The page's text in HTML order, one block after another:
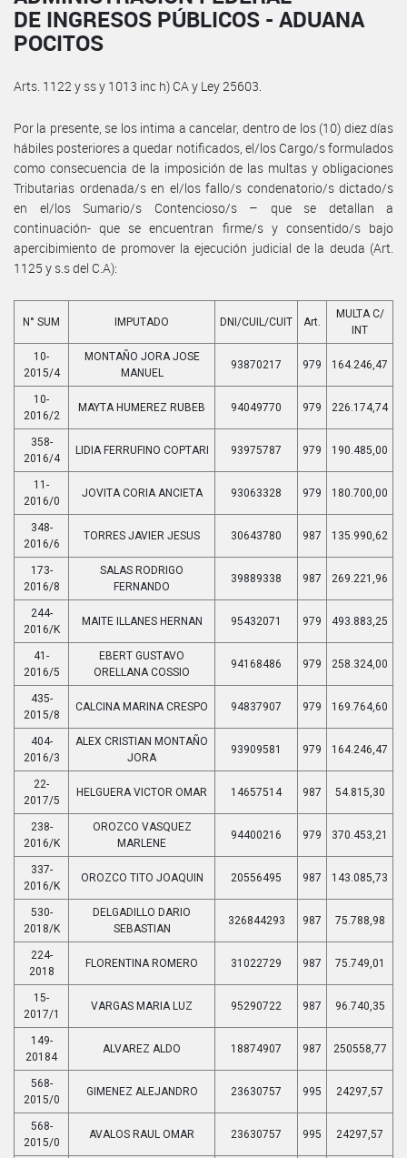
DE INGRESOS PÚBLICOS - ADUANA
POCITOS
Arts. 1122 y ss y 1013 inc h) CA y Ley 25603.
Por la presente, se los intima a cancelar, dentro de los (10) diez días
hábiles posteriores a quedar notificados, el/los Cargo/s formulados
como consecuencia de la imposición de las multas y obligaciones
Tributarias ordenada/s en el/los fallo/s condenatorio/s dictado/s
en el/los Sumario/s Contencioso/s – que se detallan a
continuación- que se encuentran firme/s y consentido/s bajo
apercibimiento de promover la ejecución judicial de la deuda (Art.
1125 y s.s del C.A):
N° SUM IMPUTADO DNI/CUIL/CUIT Art.
MULTA C/
INT
10-
2015/4
MONTAÑO JORA JOSE
MANUEL
93870217 979 164.246,47
10-
2016/2
MAYTA HUMEREZ RUBEB 94049770 979 226.174,74
358-
2016/4
LIDIA FERRUFINO COPTARI 93975787 979 190.485,00
11-
2016/0
JOVITA CORIA ANCIETA 93063328 979 180.700,00
348-
2016/6
TORRES JAVIER JESUS 30643780 987 135.990,62
173-
2016/8
SALAS RODRIGO
FERNANDO
39889338 987 269.221,96
244-
2016/K
MAITE ILLANES HERNAN 95432071 979 493.883,25
41-
2016/5
EBERT GUSTAVO
ORELLANA COSSIO
94168486 979 258.324,00
435-
2015/8
CALCINA MARINA CRESPO 94837907 979 169.764,60
404-
2016/3
ALEX CRISTIAN MONTAÑO
JORA
93909581 979 164.246,47
22-
2017/5
HELGUERA VICTOR OMAR 14657514 987 54.815,30
238-
2016/K
OROZCO VASQUEZ
MARLENE
94400216 979 370.453,21
337-
2016/K
OROZCO TITO JOAQUIN 20556495 987 143.085,73
530-
2018/K
DELGADILLO DARIO
SEBASTIAN
326844293 987 75.788,98
224-
2018
FLORENTINA ROMERO 31022729 987 75.749,01
15-
2017/1
VARGAS MARIA LUZ 95290722 987 96.740,35
149-
20184
ALVAREZ ALDO 18874907 987 250558,77
568-
2015/0
GIMENEZ ALEJANDRO 23630757 995 24297,57
568-
2015/0
AVALOS RAUL OMAR 23630757 995 24297,57